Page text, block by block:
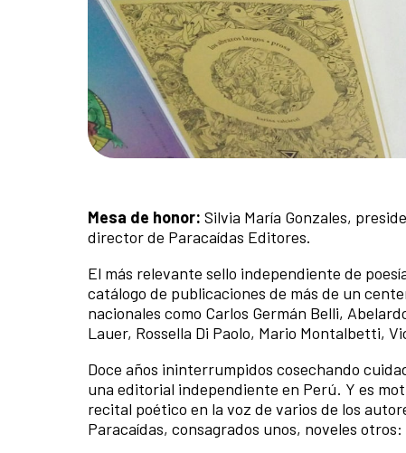
Mesa de honor: Silvia María Gonzales,
director de Paracaídas Editores.
El más relevante sello independiente de
catálogo de publicaciones de más de un
nacionales como Carlos Germán Belli,
Lauer, Rossella Di Paolo, Mario Montalbetti,
Doce años ininterrumpidos cosechando
una editorial independiente en Perú. Y es
recital poético en la voz de varios de los
Paracaídas, consagrados unos, noveles otros: